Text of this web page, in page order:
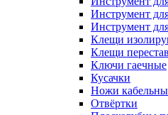
Инструмент
Инструмент
Клещи
Клещи
Ключи гаечные
Кусачки
Ножи
Отвёртки